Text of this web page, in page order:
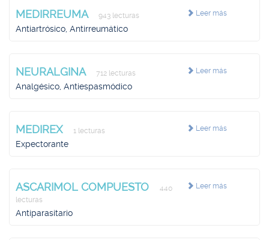
Leer más
MEDIRREUMA 943 lecturas
Antiartrósico, Antirreumático
Leer más
NEURALGINA 712 lecturas
Analgésico, Antiespasmódico
Leer más
MEDIREX 1 lecturas
Expectorante
Leer más
ASCARIMOL COMPUESTO
440
lecturas
Antiparasitario